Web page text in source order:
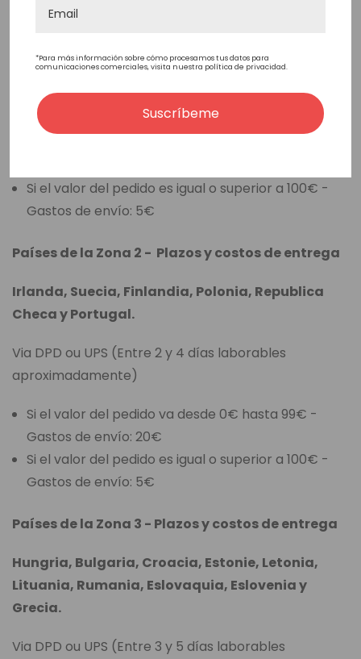
aproximadamente)
Si el valor del pedido es igual o superior a 100€ -
Gastos de envío: 5€
Países de la Zona 2 - Plazos y costos de entrega
Irlanda, Suecia, Finlandia, Polonia, Republica
Checa y Portugal.
Via DPD ou UPS (Entre 2 y 4 días laborables
aproximadamente)
Si el valor del pedido va desde 0€ hasta 99€ -
Gastos de envío: 20€
Si el valor del pedido es igual o superior a 100€ -
Gastos de envío: 5€
Países de la Zona 3 - Plazos y costos de entrega
Hungria, Bulgaria, Croacia, Estonie, Letonia,
Lituania, Rumania, Eslovaquia, Eslovenia y
Grecia.
Via DPD ou UPS (Entre 3 y 5 días laborables
*Para más información sobre cómo procesamos tus datos para
comunicaciones comerciales, visita nuestra política de privacidad.
Suscríbeme